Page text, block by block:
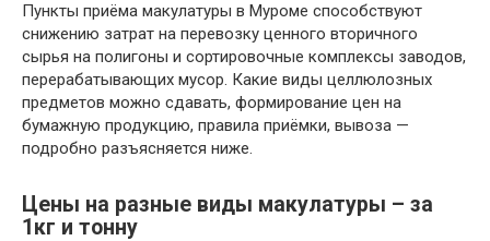
Пункты приёма макулатуры в Муроме способствуют
снижению затрат на перевозку ценного вторичного
сырья на полигоны и сортировочные комплексы заводов,
перерабатывающих мусор. Какие виды целлюлозных
предметов можно сдавать, формирование цен на
бумажную продукцию, правила приёмки, вывоза —
подробно разъясняется ниже.
Цены на разные виды макулатуры – за
1кг и тонну